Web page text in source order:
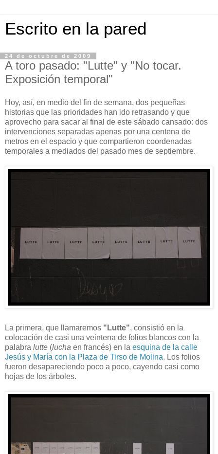
Escrito en la pared
24 de octubre de 2009
A toro pasado: "Lutte" y "No tocar.
Exposición temporal"
Hoy, así, en medio del fin de semana, dos pequeñas
historias que las prioridades han ido retrasando y que
aprovecho para sacar al final de este sábado cansado: dos
intervenciones separadas apenas por una centena de
metros en el espacio y que compartieron coordenadas
temporales a mediados del pasado mes de septiembre.
La primera, que llamaremos "Lutte", consistió en la
colocación de casi una veintena de folios blancos con la
palabra lutte (lucha en francés) en la esquina de la calle
Jesús y María con la Plaza de Tirso de Molina. Los folios
fueron desapareciendo poco a poco, cayendo casi como
hojas de los árboles.